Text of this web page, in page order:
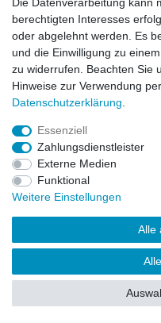
Vertrag
© Copyright 2026
berechtigten Interesses
oder abgelehnt werden. Es
und die Einwilligung zu
zu widerrufen. Beachten Sie
Hinweise zur Verwendung
Daten­schutz­erklärung
Essenziell
Zahlungsdienstleister
Externe Medien
Funktional
Weitere Einstellungen
Alle